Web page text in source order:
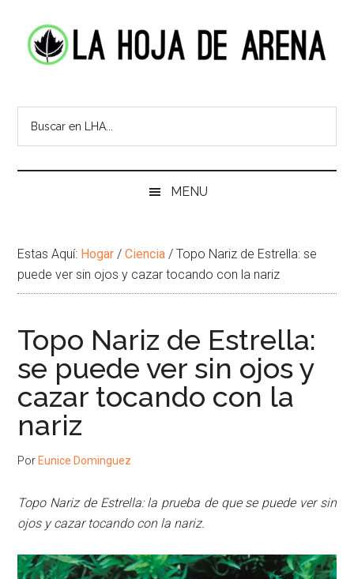
secondary
PrincipalHoja
de
de
temas
MENU
Estas Aquí: Hogar / Ciencia / Topo Nariz de Estrella: se
puede ver sin ojos y cazar tocando con la nariz
Topo Nariz de Estrella:
se puede ver sin ojos y
cazar tocando con la
nariz
Por Eunice Dominguez
Topo Nariz de Estrella: la prueba de que se puede ver sin
ojos y cazar tocando con la nariz.